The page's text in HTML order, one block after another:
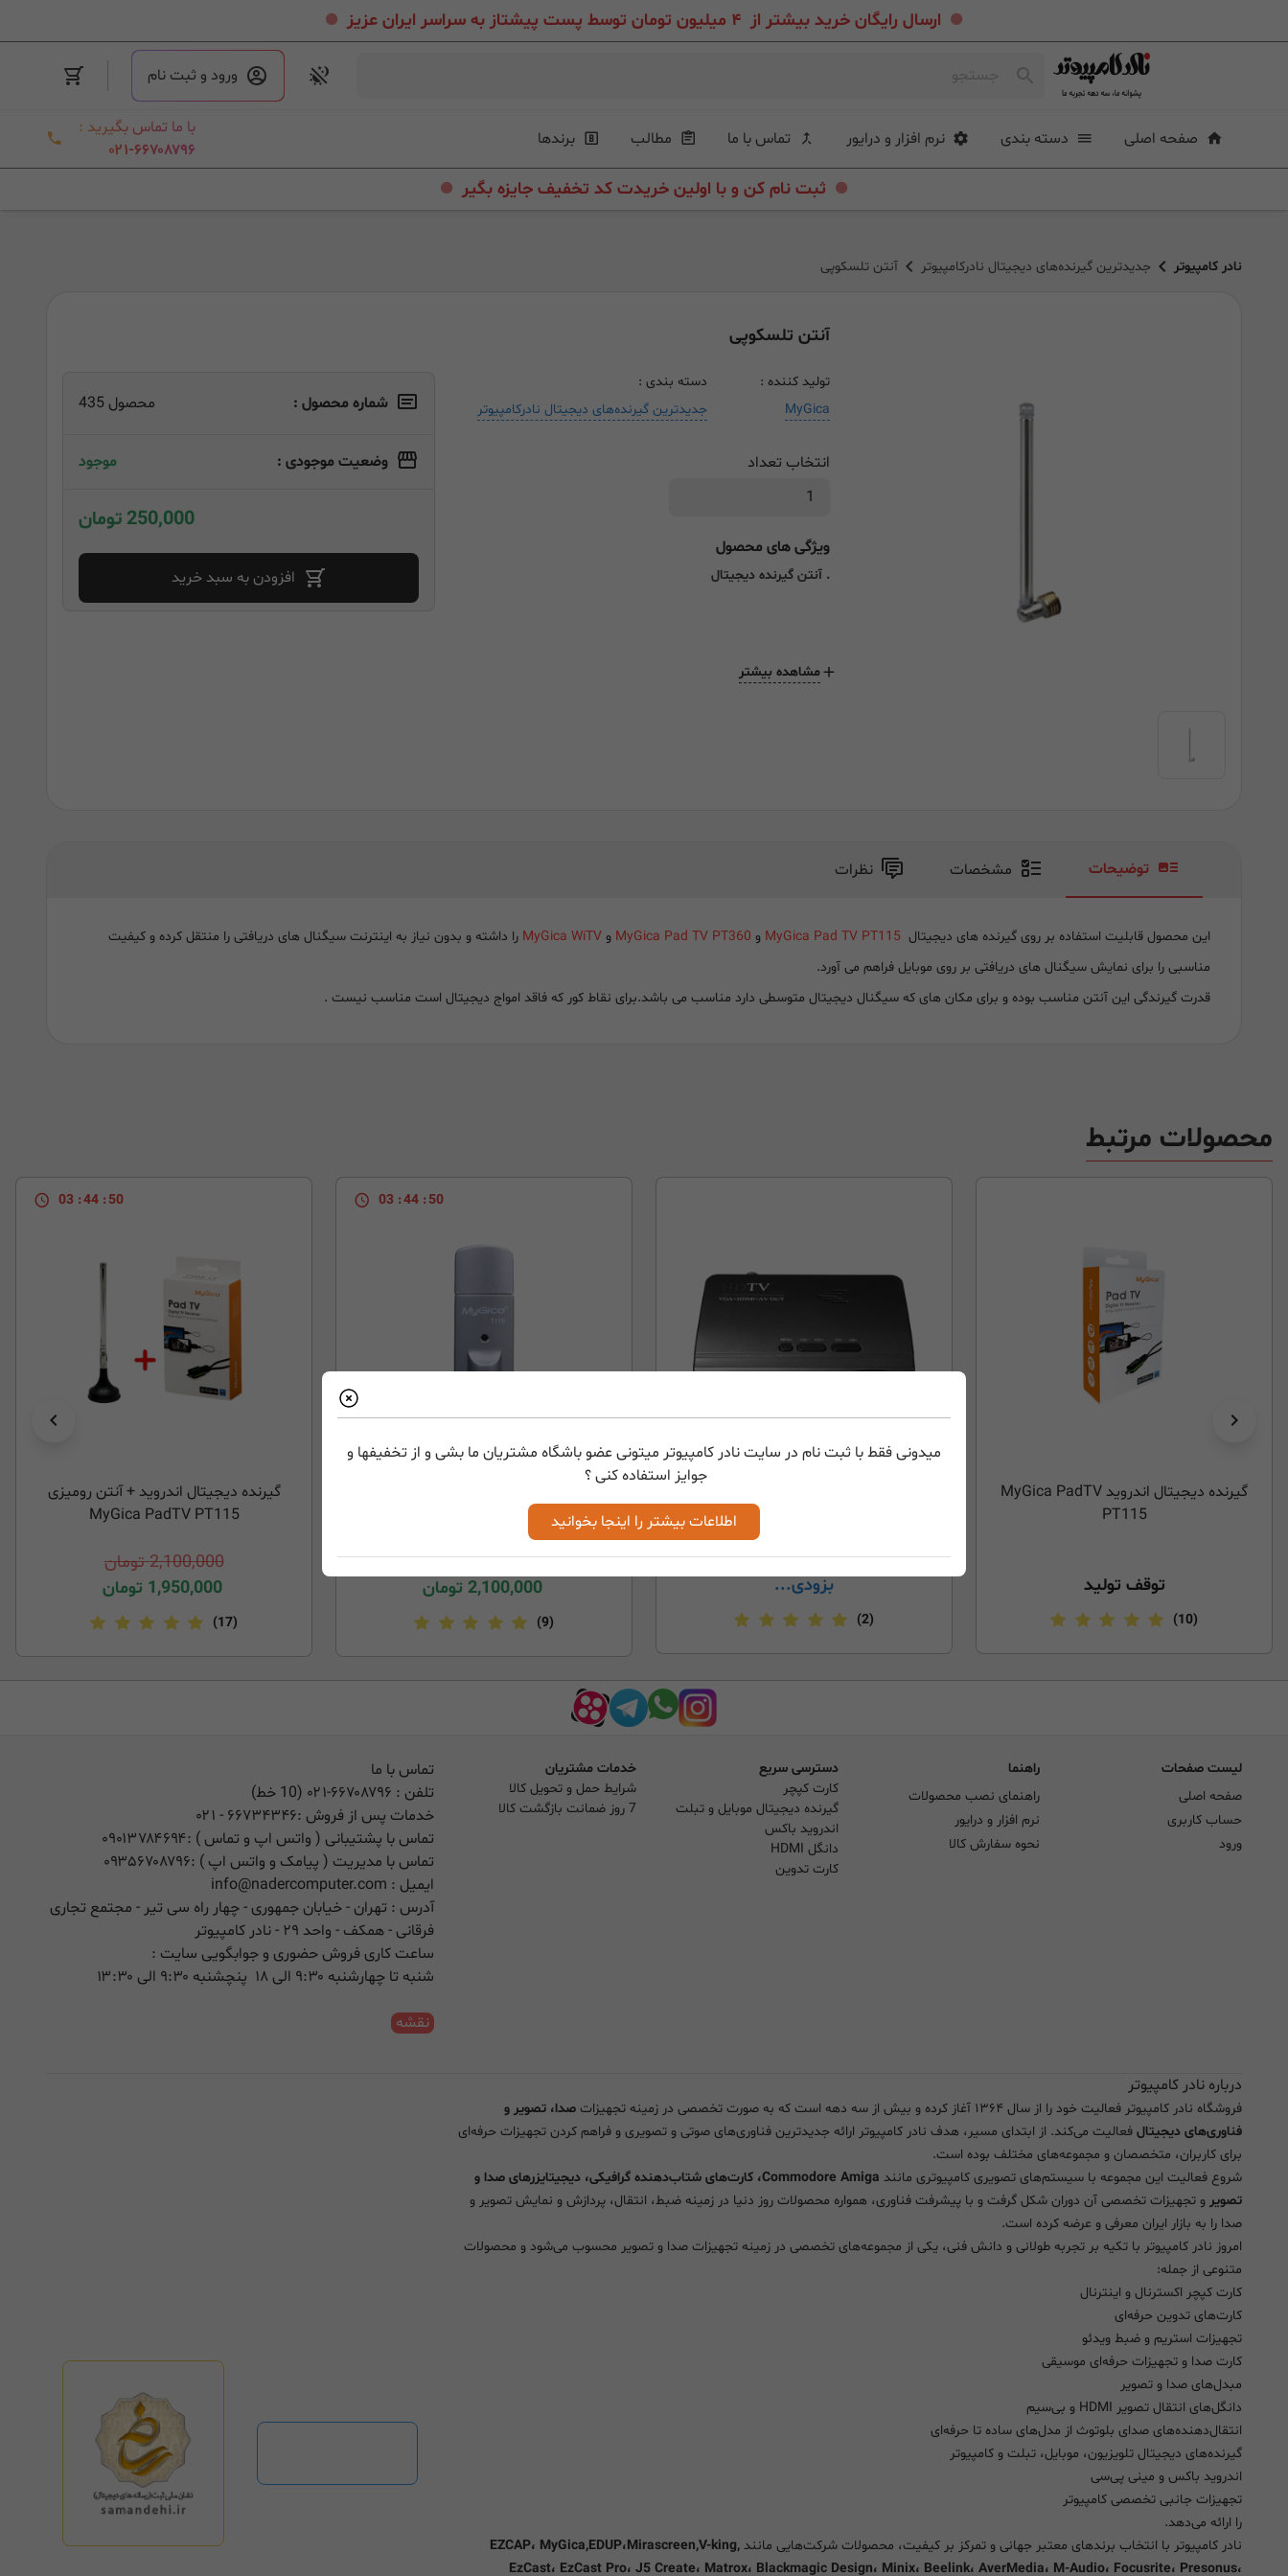
میدونی فقط با ثبت نام در سایت نادر کامپیوتر میتونی عضو باشگاه مشتریان ما بشی و از تخفیفها و
جوایز استفاده کنی ؟
اطلاعات بیشتر را اینجا بخوانید
ارسال رایگان خرید بیشتر از ۴ میلیون تومان توسط پست پیشتاز به سراسر ایران عزیز
ورود و ثبت نام
صفحه اصلی دسته بندی نرم افزار و درایور تماس با ما مطالب برندها
با ما تماس بگیرید :
۰۲۱-۶۶۷۰۸۷۹۶
. ثبت نام کن و با اولین خریدت کد تخفیف جایزه بگیر .
نادر کامپیوتر جدیدترین گیرنده‌‌های دیجیتال نادرکامپیوتر آنتن تلسکوپی
آنتن تلسکوپی
تولید کننده :
MyGica
دسته بندی :
جدیدترین گیرنده‌‌های دیجیتال نادرکامپیوتر
انتخاب تعداد
ویژگی های محصول
. آنتن گیرنده دیجیتال
مشاهده بیشتر
شماره محصول : محصول 435
وضعیت موجودی : موجود
250,000 تومان
افزودن به سبد خرید
توضیحات مشخصات نظرات
این محصول قابلیت استفاده بر روی گیرنده های دیجیتال MyGica Pad TV PT115 و MyGica Pad TV PT360 و MyGica WiTV را داشته و بدون نیاز به اینترنت سیگنال های دریافتی را منتقل کرده و کیفیت
مناسبی را برای نمایش سیگنال های دریافتی بر روی موبایل فراهم می آورد.
قدرت گیرندگی این آنتن مناسب بوده و برای مکان های که سیگنال دیجیتال متوسطی دارد مناسب می باشد.برای نقاط کور که فاقد امواج دیجیتال است مناسب نیست .
محصولات مرتبط
گیرنده دیجیتال اندروید MyGica PadTV
PT115
توقف تولید
(10)
TV Box VGA-AV-HDMI
بزودی...
(2)
HDTV USB T119
2,300,000 تومان
2,100,000 تومان
(9)
49
:
44
:
03
گیرنده دیجیتال اندروید + آنتن رومیزی
MyGica PadTV PT115
2,100,000 تومان
1,950,000 تومان
(17)
49
:
44
:
03
لیست صفحات
صفحه اصلی
حساب کاربری
ورود
راهنما
راهنمای نصب محصولات
نرم افزار و درایور
نحوه سفارش کالا
دسترسی سریع
کارت کپچر
گیرنده دیجیتال موبایل و تبلت
اندروید باکس
دانگل HDMI
کارت تدوین
خدمات مشتریان
شرایط حمل و تحویل کالا
7 روز ضمانت بازگشت کالا
تماس با ما
تلفن : ۰۲۱-۶۶۷۰۸۷۹۶ (10 خط)
خدمات پس از فروش :۶۶۷۳۴۳۴۶ - ۰۲۱
تماس با پشتیبانی ( واتس اپ و تماس ) :۰۹۰۱۳۷۸۴۶۹۴
تماس با مدیریت ( پیامک و واتس اپ ) :۰۹۳۵۶۷۰۸۷۹۶
ایمیل : info@nadercomputer.com
آدرس : تهران - خیابان جمهوری - چهار راه سی تیر - مجتمع تجاری
فرقانی - همکف - واحد ۲۹ - نادر کامپیوتر
ساعت کاری فروش حضوری و جوابگویی سایت :
شنبه تا چهارشنبه ۹:۳۰ الی ۱۸ پنچشنبه ۹:۳۰ الی ۱۳:۳۰
نقشه
درباره نادر کامپیوتر
فروشگاه نادر کامپیوتر فعالیت خود را از سال ۱۳۶۴ آغاز کرده و بیش از سه دهه است که به صورت تخصصی در زمینه تجهیزات
صدا، تصویر و
فناوری‌های دیجیتال فعالیت می‌کند. از ابتدای مسیر، هدف نادر کامپیوتر ارائه جدیدترین فناوری‌های صوتی و تصویری و فراهم کردن تجهیزات حرفه‌ای
برای کاربران، متخصصان و مجموعه‌های مختلف بوده است.
شروع فعالیت این مجموعه با سیستم‌های تصویری کامپیوتری مانند
Commodore Amiga، کارت‌های شتاب‌دهنده گرافیکی، دیجیتایزرهای صدا و
تصویر و تجهیزات تخصصی آن دوران شکل گرفت و با پیشرفت فناوری، همواره محصولات روز دنیا در زمینه ضبط، انتقال، پردازش و نمایش تصویر و
صدا را به بازار ایران معرفی و عرضه کرده است.
امروز نادر کامپیوتر با تکیه بر تجربه طولانی و دانش فنی، یکی از مجموعه‌های تخصصی در زمینه تجهیزات صدا و تصویر محسوب می‌شود و محصولات
متنوعی از جمله:
کارت کپچر اکسترنال و اینترنال
کارت‌های تدوین حرفه‌ای
تجهیزات استریم و ضبط ویدئو
کارت صدا و تجهیزات حرفه‌ای موسیقی
مبدل‌های صدا و تصویر
دانگل‌های انتقال تصویر HDMI و بی‌سیم
انتقال‌دهنده‌های صدای بلوتوث از مدل‌های ساده تا حرفه‌ای
گیرنده‌های دیجیتال تلویزیون، موبایل، تبلت و کامپیوتر
اندروید باکس و مینی پی‌سی
تجهیزات جانبی تخصصی کامپیوتر
را ارائه می‌دهد.
نادر کامپیوتر با انتخاب برندهای معتبر جهانی و تمرکز بر کیفیت، محصولات شرکت‌هایی مانند EZCAP، MyGica,EDUP،Mirascreen,V-king,
EzCast، EzCast Pro، J5 Create، Matrox، Blackmagic Design، Minix، Beelink، AverMedia، M-Audio، Focusrite، Presonus،